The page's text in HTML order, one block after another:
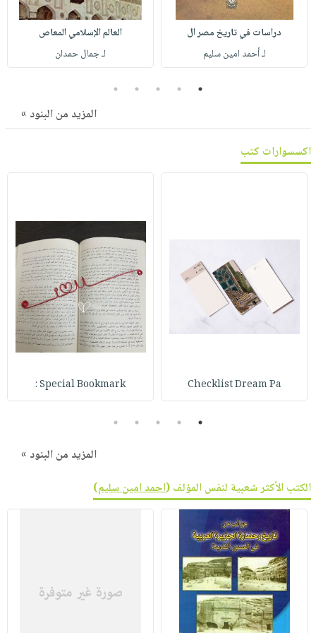
صابون
أطفال
مناسبات
فيديوهات
أسئلة
طرحها
وفرات
انشر
كتابك
عربة
التسوق
نشرة
دراسات في تاريخ مصر ال
لـ أحمد امين سليم
العالم الإسلامي المعاص
لـ جمال حمدان
1
2
3
4
5
المزيد من البنود »
اكسسوارات كتب
Checklist Dream Pa
Special Bookmark :
1
2
3
4
5
المزيد من البنود »
الكتب الأكثر شعبية لنفس المؤلف (احمد امين سليم)